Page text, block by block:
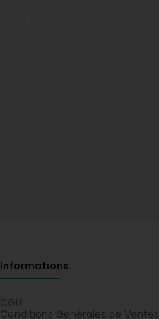
Informations
CGU
Conditions Générales de Ventes